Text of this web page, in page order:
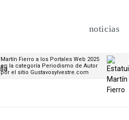
noticias
Martín Fierro a los Portales Web 2025
en la categoría Periodismo de Autor
por el sitio Gustavosylvestre.com